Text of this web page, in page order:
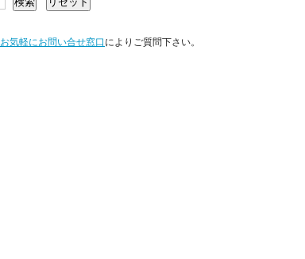
お気軽にお問い合せ窓口 によりご質問下さい。